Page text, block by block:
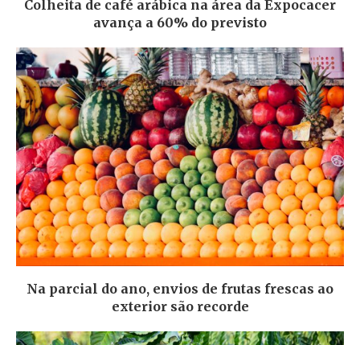
Colheita de café arábica na área da Expocacer
avança a 60% do previsto
Na parcial do ano, envios de frutas frescas ao
exterior são recorde